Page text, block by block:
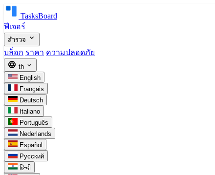
TasksBoard
ฟีเจอร์
สำรวจ expand_more
บล็อก ราคา ความปลอดภัย
language th expand_more
English
Français
Deutsch
Italiano
Português
Nederlands
Español
Русский
हिन्दी